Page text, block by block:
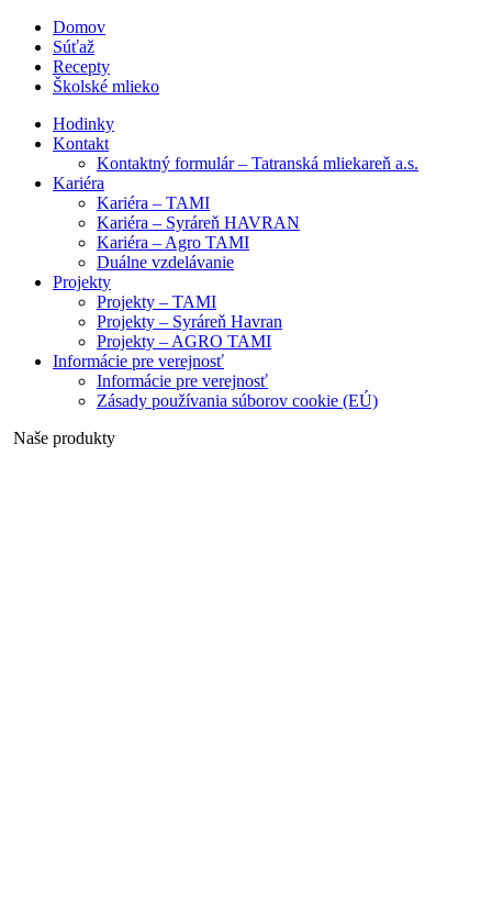
Domov
Súťaž
Recepty
Školské mlieko
Hodinky
Kontakt
Kontaktný formulár – Tatranská mliekareň a.s.
Kariéra
Kariéra – TAMI
Kariéra – Syráreň HAVRAN
Kariéra – Agro TAMI
Duálne vzdelávanie
Projekty
Projekty – TAMI
Projekty – Syráreň Havran
Projekty – AGRO TAMI
Informácie pre verejnosť
Informácie pre verejnosť
Zásady používania súborov cookie (EÚ)
Naše produkty